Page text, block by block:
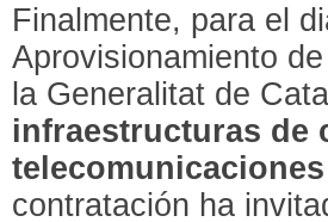
Finalmente, para el
Aprovisionamiento
la Generalitat de
infraestructuras de
contratación ha